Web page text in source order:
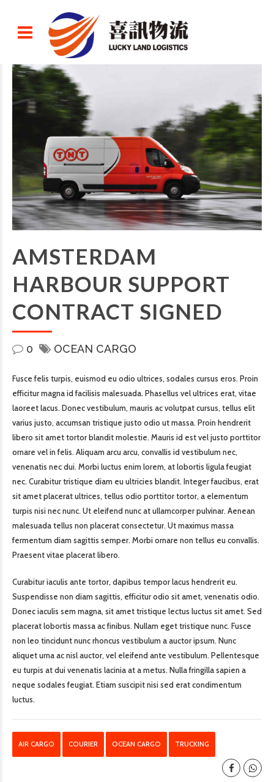
AMSTERDAM
HARBOUR SUPPORT
CONTRACT SIGNED
0 OCEAN CARGO
Fusce felis turpis, euismod eu odio ultrices, sodales cursus eros. Proin
efficitur magna id facilisis malesuada. Phasellus vel ultrices erat, vitae
laoreet lacus. Donec vestibulum, mauris ac volutpat cursus, tellus elit
varius justo, accumsan tristique justo odio ut massa. Proin hendrerit
libero sit amet tortor blandit molestie. Mauris id est vel justo porttitor
ornare vel in felis. Aliquam arcu arcu, convallis id vestibulum nec,
venenatis nec dui. Morbi luctus enim lorem, at lobortis ligula feugiat
nec. Curabitur tristique diam eu ultricies blandit. Integer faucibus, erat
sit amet placerat ultrices, tellus odio porttitor tortor, a elementum
turpis nisi nec nunc. Ut eleifend nunc at ullamcorper pulvinar. Aenean
malesuada tellus non placerat consectetur. Ut maximus massa
fermentum diam sagittis semper. Morbi ornare non tellus eu convallis.
Praesent vitae placerat libero.
Curabitur iaculis ante tortor, dapibus tempor lacus hendrerit eu.
Suspendisse non diam sagittis, efficitur odio sit amet, venenatis odio.
Donec iaculis sem magna, sit amet tristique lectus luctus sit amet. Sed
placerat lobortis massa ac finibus. Nullam eget tristique nunc. Fusce
non leo tincidunt nunc rhoncus vestibulum a auctor ipsum. Nunc
aliquet urna ac nisl auctor, vel eleifend ante vestibulum. Pellentesque
eu turpis at dui venenatis lacinia at a metus. Nulla fringilla sapien a
neque sodales feugiat. Etiam suscipit nisi sed erat condimentum
luctus.
AIR CARGO COURIER OCEAN CARGO TRUCKING